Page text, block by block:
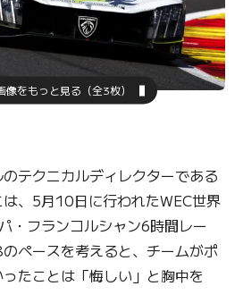
像をもっと見る（全3枚）
テクニカルディレクターである
、5月10日に行われたWEC世界
・フランコルシャン6時間レー
ペースを考えると、チームがポ
たことは「悔しい」と胸中を